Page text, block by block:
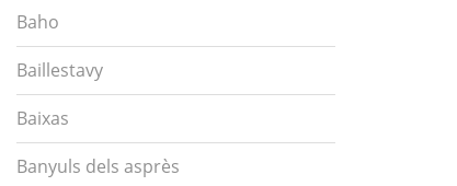
Baho
Baillestavy
Baixas
Banyuls dels asprès